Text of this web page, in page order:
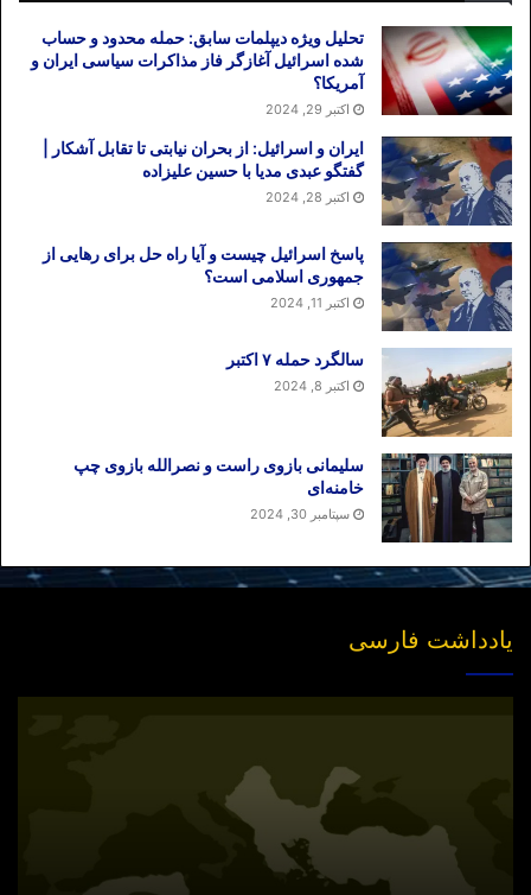
تحلیل ویژه دیپلمات سابق: حمله محدود و حساب
شده اسرائیل آغازگر فاز مذاکرات سیاسی ایران و
آمریکا؟
اکتبر 29, 2024
ایران و اسرائیل: از بحران نیابتی تا تقابل آشکار |
گفتگو عبدی مدیا با حسین علیزاده
اکتبر 28, 2024
پاسخ اسرائیل چیست و آیا راه حل برای رهایی از
جمهوری اسلامی است؟
اکتبر 11, 2024
سالگرد حمله ۷ اکتبر
اکتبر 8, 2024
سلیمانی بازوی راست و نصرالله بازوی چپ
خامنه‌ای
سپتامبر 30, 2024
یادداشت فارسی